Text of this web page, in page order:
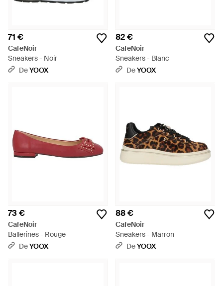
71 €
CafeNoir
Sneakers - Noir
DeYOOX
82 €
CafeNoir
Sneakers - Blanc
DeYOOX
73 €
CafeNoir
Ballerines - Rouge
DeYOOX
88 €
CafeNoir
Sneakers - Marron
DeYOOX